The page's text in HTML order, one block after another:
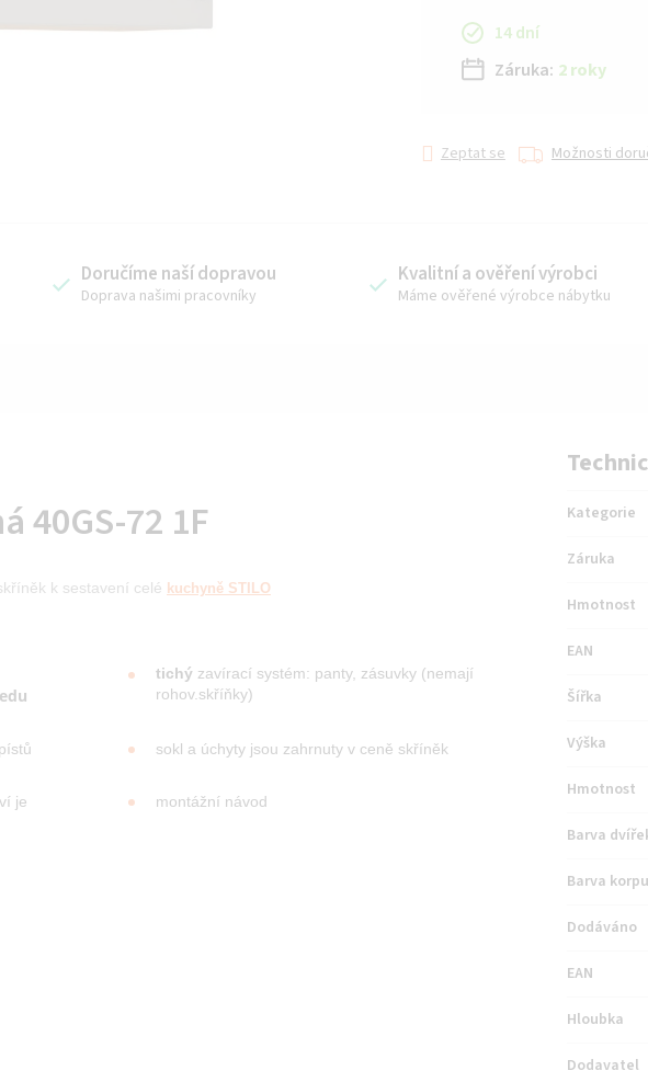
14 dní
Záruka: 2 roky
Zeptat se Možnosti
Doručíme naší dopravou
Doprava našimi pracovníky
Kvalitní a ověření výrobci
Máme ověřené výrobce nábytku
40GS-72 1F
k sestavení celé kuchyně STILO
tichý zavírací systém: panty, zásuvky (nemají
rohov.skříňky)
sokl a úchyty jsou zahrnuty v ceně skříněk
je
montážní návod
Kategorie
Záruka
Hmotnost
EAN
Šířka
Výška
Hmotnost
Barva
Barva
Dodáváno
EAN
Hloubka
Dodavatel